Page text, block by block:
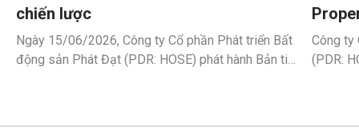
chiến lược
Ngày 15/06/2026, Công ty Cổ phần Phát triển Bất
động sản Phát Đạt (PDR: HOSE) phát hành Bản tin
Công ty
(PDR: